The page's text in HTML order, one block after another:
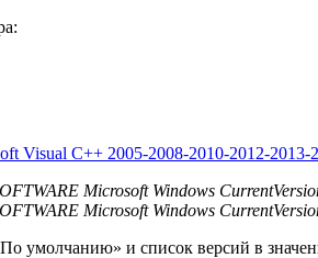
Visual C++ 2005-2008-2010-2012-
Microsoft Windows
Microsoft Windows
умолчанию» и список версий в